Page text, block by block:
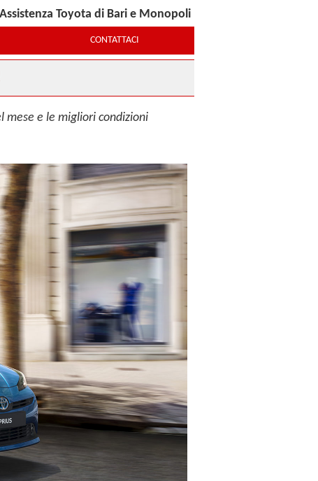
Toyota di Bari e Monopoli
CONTATTACI
mese e le migliori condizioni